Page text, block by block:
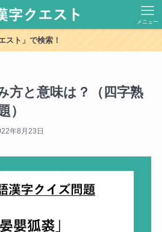
メニュー
ト」で検索！
方と意味は？（四字熟
）
年8月23日